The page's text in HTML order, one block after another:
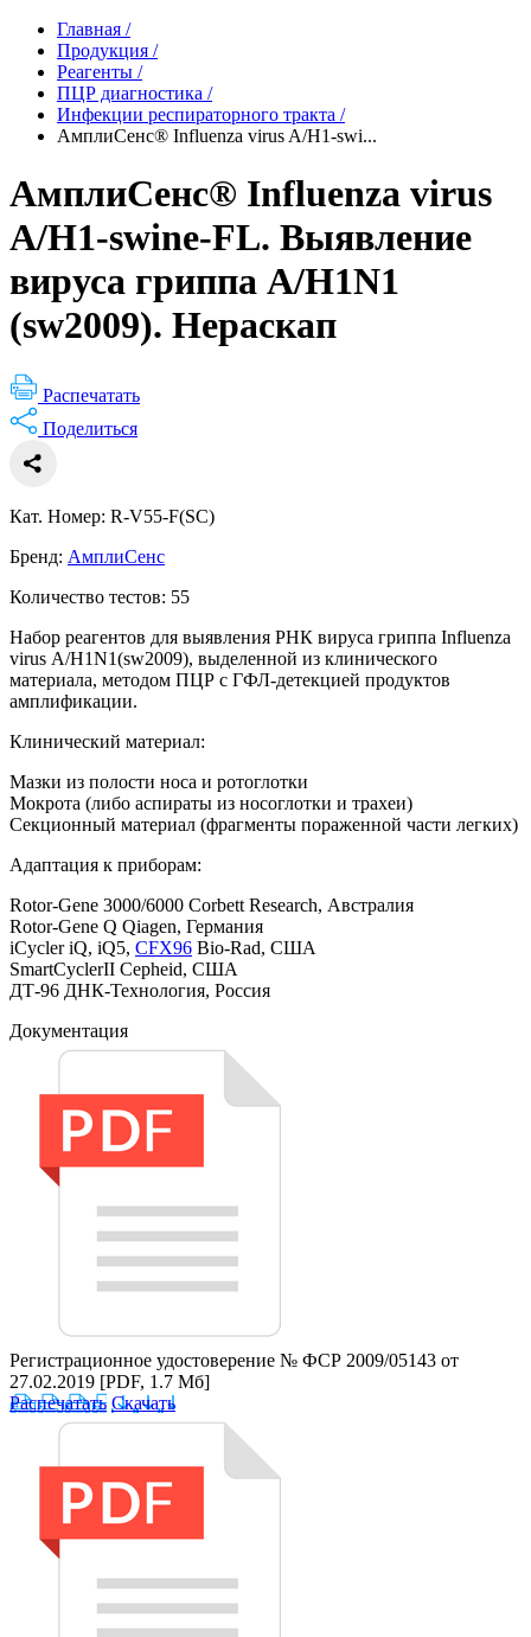
Главная /
Продукция /
Реагенты /
ПЦР диагностика /
Инфекции респираторного тракта /
АмплиСенс® Influenza virus A/H1-swi...
АмплиСенс® Influenza virus
A/H1-swine-FL. Выявление
вируса гриппа A/H1N1
(sw2009). Нераскап
Распечатать
Поделиться
Кат. Номер: R-V55-F(SC)
Бренд: АмплиСенс
Количество тестов: 55
Набор реагентов для выявления РНК вируса гриппа Influenza
virus А/H1N1(sw2009), выделенной из клинического
материала, методом ПЦР с ГФЛ-детекцией продуктов
амплификации.
Клинический материал:
Мазки из полости носа и ротоглотки
Мокрота (либо аспираты из носоглотки и трахеи)
Секционный материал (фрагменты пораженной части легких)
Адаптация к приборам:
Rotor-Gene 3000/6000 Corbett Research, Австралия
Rotor-Gene Q Qiagen, Германия
iCycler iQ, iQ5, CFX96 Bio-Rad, США
SmartCyclerII Cepheid, США
ДТ‑96 ДНК-Технология, Россия
Документация
Регистрационное удостоверение № ФСР 2009/05143 от
27.02.2019 [PDF, 1.7 Мб]
Распечатать Скачать